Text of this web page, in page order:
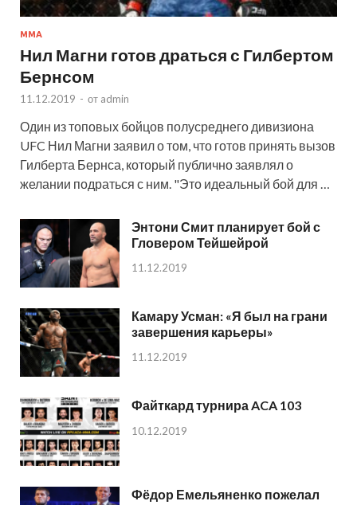
MMA
Нил Магни готов драться с Гилбертом
Бернсом
11.12.2019 - от admin
Один из топовых бойцов полусреднего дивизиона
UFC Нил Магни заявил о том, что готов принять вызов
Гилберта Бернса, который публично заявлял о
желании подраться с ним. "Это идеальный бой для …
Энтони Смит планирует бой с
Гловером Тейшейрой
11.12.2019
Камару Усман: «Я был на грани
завершения карьеры»
11.12.2019
Файткард турнира ACA 103
10.12.2019
Фёдор Емельяненко пожелал